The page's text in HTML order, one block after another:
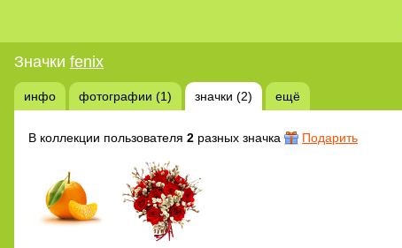
Значки fenix
инфо фотографии (1) значки (2) ещё
В коллекции пользователя 2 разных значка Подарить